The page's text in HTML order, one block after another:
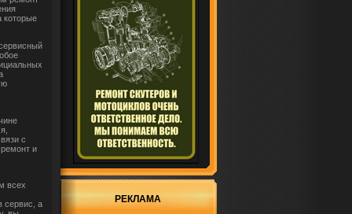
которые
с
и
всех
сервис, а
РЕКЛАМА